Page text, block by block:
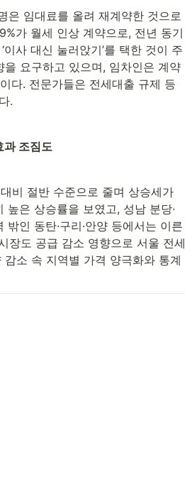
은 임대료를 올려 재계약한 것으로
가 월세 인상 계약으로, 전년 동기
사 대신 눌러앉기’를 택한 것이 주
요구하고 있으며, 임차인은 계약
다. 전문가들은 전세대출 규제 등
.
과 조짐도
비 절반 수준으로 줄며 상승세가
은 상승률을 보였고, 성남 분당·
인 동탄·구리·안양 등에서는 이른
장도 공급 감소 영향으로 서울 전세
소 속 지역별 가격 양극화와 통계